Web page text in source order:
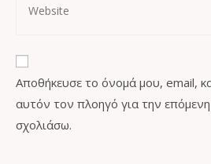
Αποθήκευσε το όνομά μου, email,
αυτόν τον πλοηγό για την
σχολιάσω.